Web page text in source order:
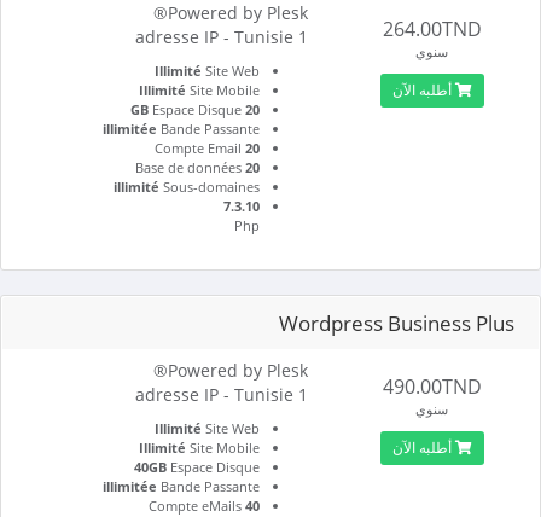
Powered by Plesk®
1 adresse IP - Tunisie
Illimité Site Web
Illimité Site Mobile
20 GB
Espace Disque
illimitée Bande Passante
20
20
Base de données
illimité Sous-domaines
7.3.10
Php
264.00TND
سنوي
أطلبه الآن
Wordpress Business Plus
Powered by Plesk®
1 adresse IP - Tunisie
Illimité Site Web
Illimité Site Mobile
40GBEspace Disque
illimitée Bande Passante
40
Compte eMails
490.00TND
سنوي
أطلبه الآن